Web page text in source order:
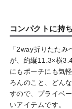
コンパクトに持
「2way折りたた
が、約縦11.3×横
にもポーチにも気
ろんのこと、どん
すので、プライベ
いアイテムです。